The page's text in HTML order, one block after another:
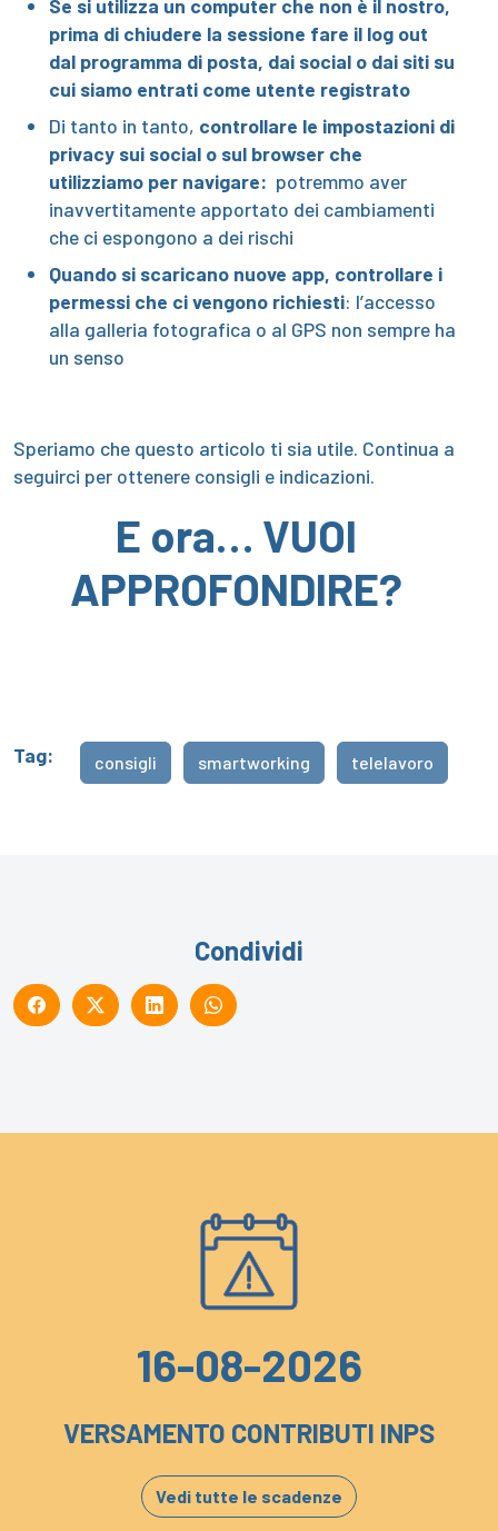
Se si utilizza un computer che non è il nostro,
prima di chiudere la sessione fare il log out
dal programma di posta, dai social o dai siti su
cui siamo entrati come utente registrato
Di tanto in tanto, controllare le impostazioni di
privacy sui social o sul browser che
utilizziamo per navigare: potremmo aver
inavvertitamente apportato dei cambiamenti
che ci espongono a dei rischi
Quando si scaricano nuove app, controllare i
permessi che ci vengono richiesti: l’accesso
alla galleria fotografica o al GPS non sempre ha
un senso
Speriamo che questo articolo ti sia utile. Continua a
seguirci per ottenere consigli e indicazioni.
E ora… VUOI
APPROFONDIRE?
Tag: consigli smartworking telelavoro
Condividi
16-08-2026
VERSAMENTO CONTRIBUTI INPS
Vedi tutte le scadenze